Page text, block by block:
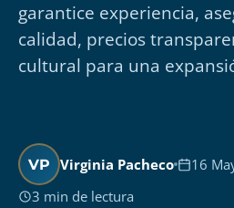
garantice experiencia,
calidad, precios
cultural para una
VP Virginia Pacheco
16
3 min de lectura